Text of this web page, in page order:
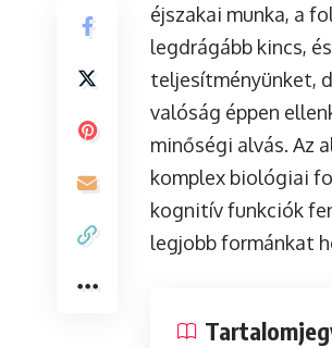
éjszakai munka, a
legdrágább kincs,
teljesítményünket,
valóság éppen
minőségi alvás. Az
komplex biológiai
kognitív funkciók
legjobb formánkat